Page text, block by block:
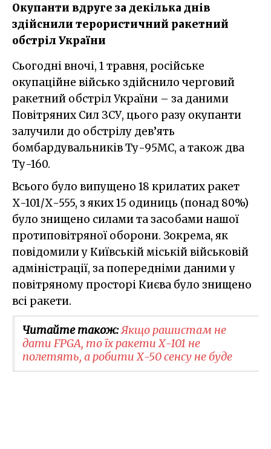
Окупанти вдруге за декілька днів
здійснили терористичний ракетний
обстріл України
Сьогодні вночі, 1 травня, російське
окупаційне військо здійснило черговий
ракетний обстріл України – за даними
Повітряних Сил ЗСУ, цього разу окупанти
залучили до обстрілу дев’ять
бомбардувальників Ту-95МС, а також два
Ту-160.
Всього було випущено 18 крилатих ракет
Х-101/Х-555, з яких 15 одиниць (понад 80%)
було знищено силами та засобами нашої
протиповітряної оборони. Зокрема, як
повідомили у Київській міській військовій
адміністрації, за попередніми даними у
повітряному просторі Києва було знищено
всі ракети.
Читайте також:Якщо рашистам не
дати FPGA, то їх ракети Х-101 не
полетять, а робити Х-50 сенсу не буде